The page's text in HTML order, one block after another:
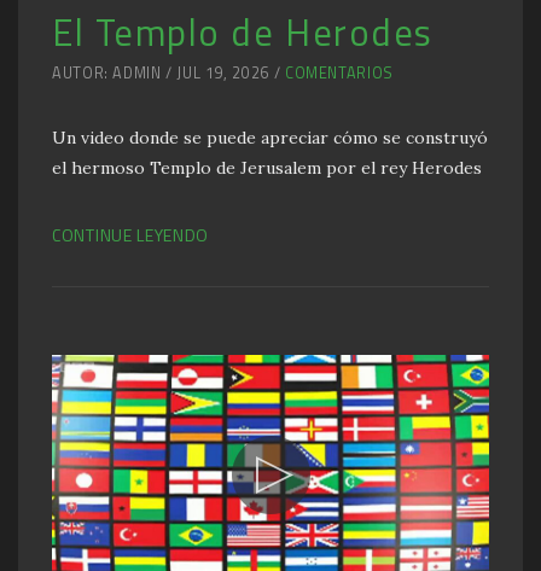
El Templo de Herodes
AUTOR: ADMIN / JUL 19, 2026 / COMENTARIOS
Un video donde se puede apreciar cómo se construyó
el hermoso Templo de Jerusalem por el rey Herodes
CONTINUE LEYENDO